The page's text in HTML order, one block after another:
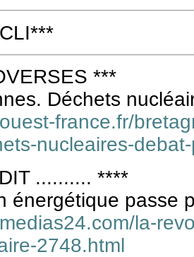
***
Déchets
france.fr/
nucleaires-
.......... ****
énergétique passe
la-
2748.html